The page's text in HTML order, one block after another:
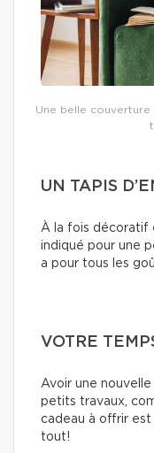
Une belle couverture
UN TAPIS
À la fois décoratif
indiqué pour une
a pour tous les
VOTRE
Avoir une
petits travaux,
cadeau à offrir
tout!